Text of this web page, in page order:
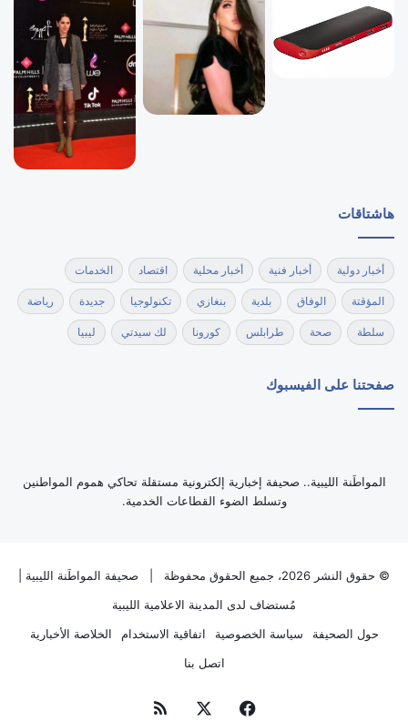
هاشتاقات
أخبار دولية أخبار فنية أخبار محلية اقتصاد الخدمات
المؤقتة الوفاق بلدية بنغازي تكنولوجيا جديدة رياضة
سلطة صحة طرابلس كورونا لك سيدتي ليبيا
صفحتنا على الفيسبوك
‏المواطَنة الليبية.. صحيفة إخبارية إلكترونية مستقلة تحاكي هموم المواطنين
وتسلط الضوء القطاعات الخدمية.
© حقوق النشر 2026، جميع الحقوق محفوظة | صحيفة المواطَنة الليبية
مُستضاف لدى المدينة الاعلامية الليبية
حول الصحيفة
سياسة الخصوصية اتفاقية الاستخدام
الخلاصة الأخبارية
اتصل بنا
فيسبوك ملخص